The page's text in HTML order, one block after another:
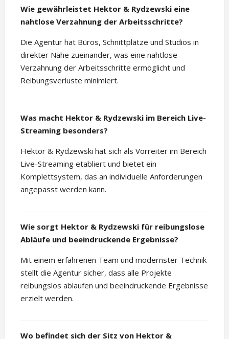
Wie gewährleistet Hektor & Rydzewski eine
nahtlose Verzahnung der Arbeitsschritte?
Die Agentur hat Büros, Schnittplätze und Studios in
direkter Nähe zueinander, was eine nahtlose
Verzahnung der Arbeitsschritte ermöglicht und
Reibungsverluste minimiert.
Was macht Hektor & Rydzewski im Bereich Live-
Streaming besonders?
Hektor & Rydzewski hat sich als Vorreiter im Bereich
Live-Streaming etabliert und bietet ein
Komplettsystem, das an individuelle Anforderungen
angepasst werden kann.
Wie sorgt Hektor & Rydzewski für reibungslose
Abläufe und beeindruckende Ergebnisse?
Mit einem erfahrenen Team und modernster Technik
stellt die Agentur sicher, dass alle Projekte
reibungslos ablaufen und beeindruckende Ergebnisse
erzielt werden.
Wo befindet sich der Sitz von Hektor &